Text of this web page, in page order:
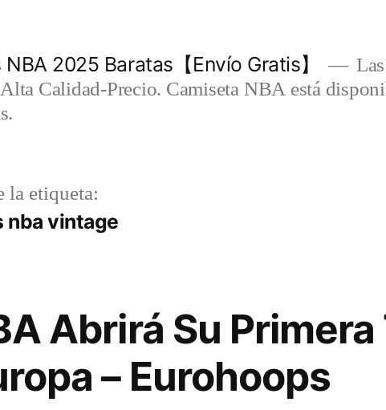
2025 Baratas【Envío Gratis】
Calidad-Precio. Camiseta NBA está
la etiqueta:
nba vintage
Abrirá Su
– Eurohoops